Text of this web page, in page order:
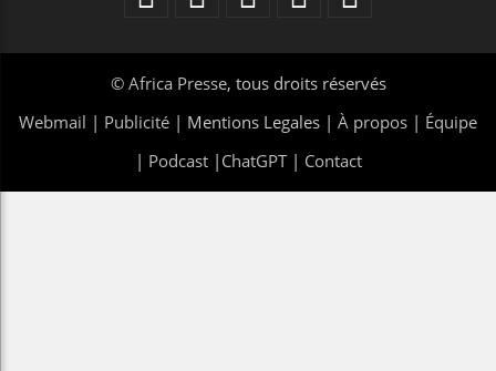
© Africa Presse, tous droits réservés
Webmail | Publicité | Mentions Legales | À propos | Équipe
| Podcast| ChatGPT| Contact